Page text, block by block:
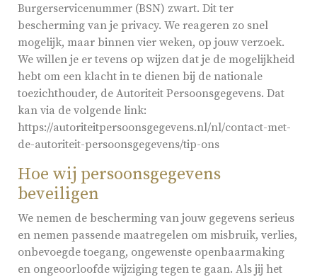
Burgerservicenummer (BSN) zwart. Dit ter
bescherming van je privacy. We reageren zo snel
mogelijk, maar binnen vier weken, op jouw verzoek.
We willen je er tevens op wijzen dat je de mogelijkheid
hebt om een klacht in te dienen bij de nationale
toezichthouder, de Autoriteit Persoonsgegevens. Dat
kan via de volgende link:
https://autoriteitpersoonsgegevens.nl/nl/contact-met-
de-autoriteit-persoonsgegevens/tip-ons
Hoe wij persoonsgegevens
beveiligen
We nemen de bescherming van jouw gegevens serieus
en nemen passende maatregelen om misbruik, verlies,
onbevoegde toegang, ongewenste openbaarmaking
en ongeoorloofde wijziging tegen te gaan. Als jij het